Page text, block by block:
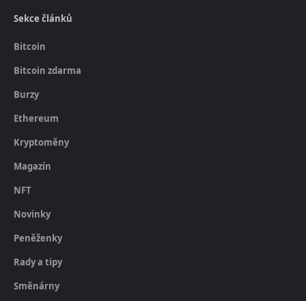
Sekce článků
Bitcoin
Bitcoin zdarma
Burzy
Ethereum
Kryptoměny
Magazín
NFT
Novinky
Peněženky
Rady a tipy
Směnárny